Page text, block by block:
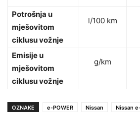
Potrošnja u
mješovitom
ciklusu vožnje
l/100 km
Emisije u
mješovitom
ciklusu vožnje
g/km
OZNAKE e-POWER Nissan Nissan